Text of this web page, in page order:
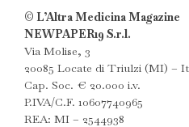
© L’Altra Medicina Magazine
NEWPAPER19 S.r.l.
Via Molise, 3
20085 Locate di Triulzi (MI) –
Cap. Soc. € 20.000 i.v.
P.IVA/C.F. 10607740965
REA: MI – 2544938